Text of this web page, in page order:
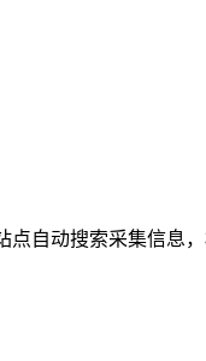
自动搜索采集信息，